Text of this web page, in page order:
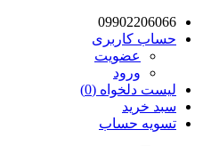
09902206066
حساب کاربری
عضویت
ورود
لیست دلخواه (0)
سبد خرید
تسویه حساب